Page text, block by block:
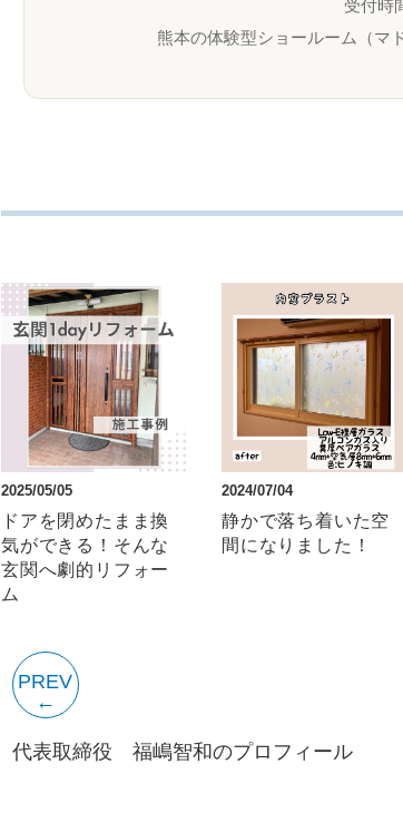
受付時
熊本の体験型ショールーム（マ
2025/05/05
ドアを閉めたまま換
気ができる！そんな
玄関へ劇的リフォー
ム
2024/07/04
静かで落ち着いた空
間になりました！
PREV
代表取締役 福嶋智和のプロフィール